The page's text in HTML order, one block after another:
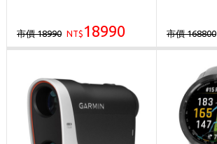
市價 18990 NT$ 18990 市價 168800